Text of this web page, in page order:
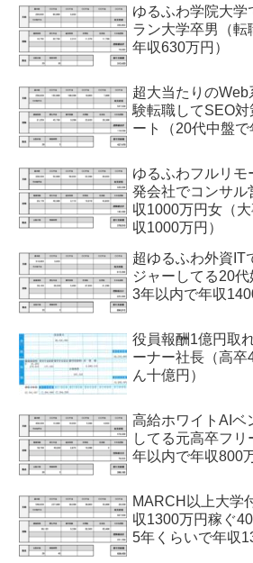
ゆるふわ学院大
ラン大学卒男（
年収630万円）
超大当たりの
験転職してSEO
ート（20代中盤で
ゆるふわフルリモ
発会社でコンサル
収1000万円女（
収1000万円）
超ゆるふわ外資IT
ジャーしてる20
3年以内で年収
役員報酬1億円取
ーナー社長（高卒
ん十億円）
高給ホワイトAIベ
してる元高卒フ
年以内で年収800
MARCH以上大学
収1300万円稼ぐ
5年くらいで年収